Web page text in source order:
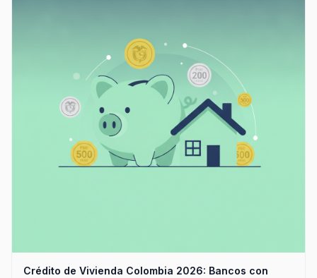
Crédito de Vivienda Colombia 2026: Bancos con